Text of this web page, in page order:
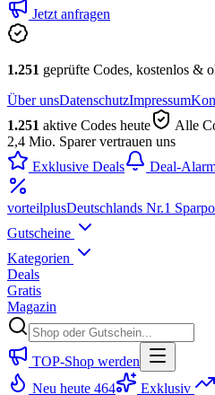
Jetzt anfragen
1.251 geprüfte Codes, kostenlos &
Über unsDatenschutzImpressum
1.251 aktive Codes heute
Alle
2,4 Mio. Sparer vertrauen uns
Exklusive Deals
Deal-
vorteilplusDeutschlands Nr.1
Gutscheine
Kategorien
Deals
Gratis
Magazin
TOP-Shop werden
Neu heute 464 Exklusiv